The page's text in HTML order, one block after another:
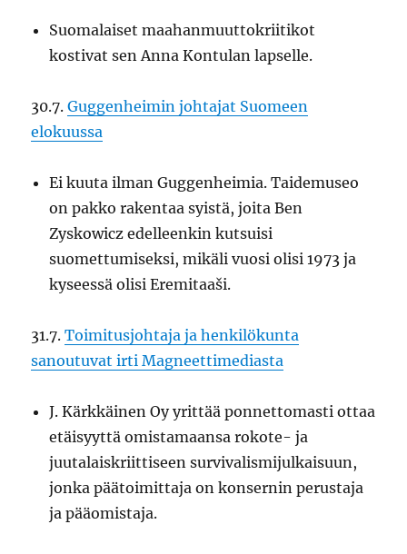
Suomalaiset maahanmuuttokriitikot
kostivat sen Anna Kontulan lapselle.
30.7.Guggenheimin johtajat Suomeen
elokuussa
Ei kuuta ilman Guggenheimia. Taidemuseo
on pakko rakentaa syistä, joita Ben
Zyskowicz edelleenkin kutsuisi
suomettumiseksi, mikäli vuosi olisi 1973 ja
kyseessä olisi Eremitaaši.
31.7.Toimitusjohtaja ja henkilökunta
sanoutuvat irti Magneettimediasta
J. Kärkkäinen Oy yrittää ponnettomasti ottaa
etäisyyttä omistamaansa rokote- ja
juutalaiskriittiseen survivalismijulkaisuun,
jonka päätoimittaja on konsernin perustaja
ja pääomistaja.